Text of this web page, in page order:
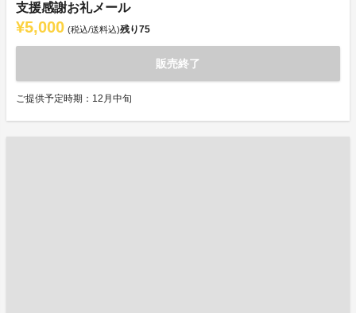
支援感謝お礼メール
¥5,000 (税込/送料込)残り75
販売終了
ご提供予定時期：12月中旬